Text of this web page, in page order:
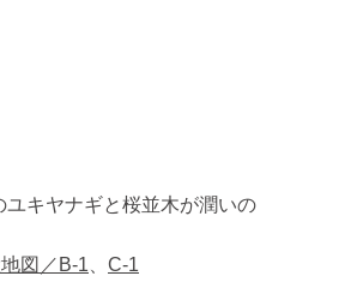
キヤナギと桜並木が潤いの
図／B-1 C-1